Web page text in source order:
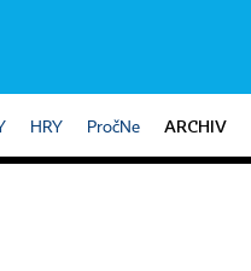
HRY PročNe ARCHIV